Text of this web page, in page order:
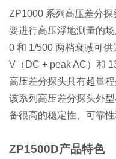
ZP1000 系列高压差分
要进行高压浮地测量的
0 和 1/500 两档衰减可
V（DC + peak AC）和
高压差分探头具有超量
该系列高压差分探头外
备很高的稳定性、可靠性
ZP1500D产品特色